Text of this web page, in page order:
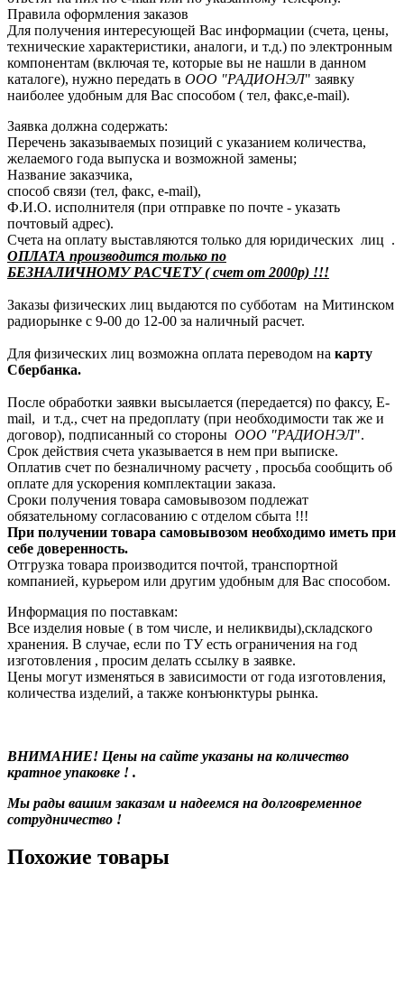
Правила оформления заказов
Для получения интересующей Вас информации (счета, цены,
технические характеристики, аналоги, и т.д.) по электронным
компонентам (включая те, которые вы не нашли в данном
каталоге), нужно передать в ООО "РАДИОНЭЛ" заявку
наиболее удобным для Вас способом ( тел, факс,e-mail).
Заявка должна содержать:
Перечень заказываемых позиций с указанием количества,
желаемого года выпуска и возможной замены;
Название заказчика,
способ связи (тел, факс, e-mail),
Ф.И.О. исполнителя (при отправке по почте - указать
почтовый адрес).
Счета на оплату выставляются только для юридических лиц .
ОПЛАТА производится только по
БЕЗНАЛИЧНОМУ РАСЧЕТУ ( счет от 2000р) !!!
Заказы физических лиц выдаются по субботам на Митинском
радиорынке с 9-00 до 12-00 за наличный расчет.
Для физических лиц возможна оплата переводом на карту
Сбербанка.
После обработки заявки высылается (передается) по факсу, E-
mail, и т.д., счет на предоплату (при необходимости так же и
договор), подписанный со стороны ООО "РАДИОНЭЛ".
Срок действия счета указывается в нем при выписке.
Оплатив счет по безналичному расчету , просьба сообщить об
оплате для ускорения комплектации заказа.
Сроки получения товара самовывозом подлежат
обязательному согласованию с отделом сбыта !!!
При получении товара самовывозом необходимо иметь при
себе доверенность.
Отгрузка товара производится почтой, транспортной
компанией, курьером или другим удобным для Вас способом.
Информация по поставкам:
Все изделия новые ( в том числе, и неликвиды),складского
хранения. В случае, если по ТУ есть ограничения на год
изготовления , просим делать ссылку в заявке.
Цены могут изменяться в зависимости от года изготовления,
количества изделий, а также конъюнктуры рынка.
ВНИМАНИЕ! Цены на сайте указаны на количество
кратное упаковке ! .
Мы рады вашим заказам и надеемся на долговременное
сотрудничество !
Похожие товары